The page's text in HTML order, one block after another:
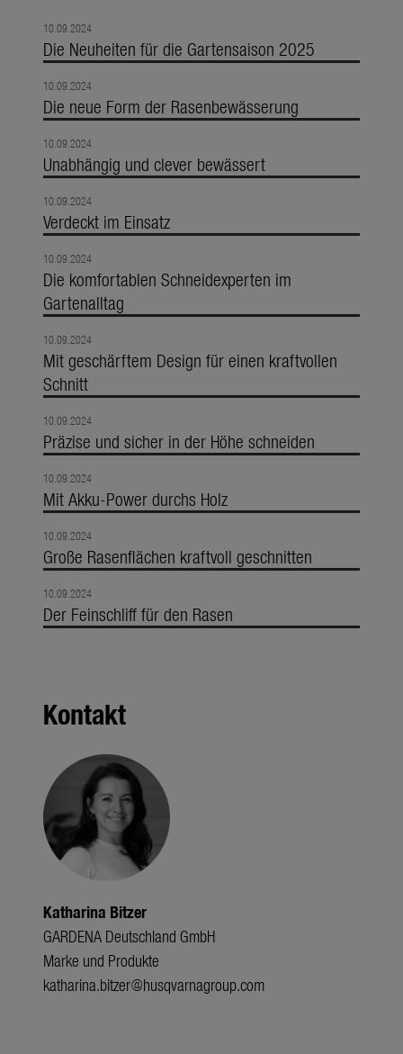
10.09.2024
Die Neuheiten für die Gartensaison 2025
10.09.2024
Die neue Form der Rasenbewässerung
10.09.2024
Unabhängig und clever bewässert
10.09.2024
Verdeckt im Einsatz
10.09.2024
Die komfortablen Schneidexperten im
Gartenalltag
10.09.2024
Mit geschärftem Design für einen kraftvollen
Schnitt
10.09.2024
Präzise und sicher in der Höhe schneiden
10.09.2024
Mit Akku-Power durchs Holz
10.09.2024
Große Rasenflächen kraftvoll geschnitten
10.09.2024
Der Feinschliff für den Rasen
Kontakt
Katharina Bitzer
GARDENA Deutschland GmbH
Marke und Produkte
katharina.bitzer@husqvarnagroup.com